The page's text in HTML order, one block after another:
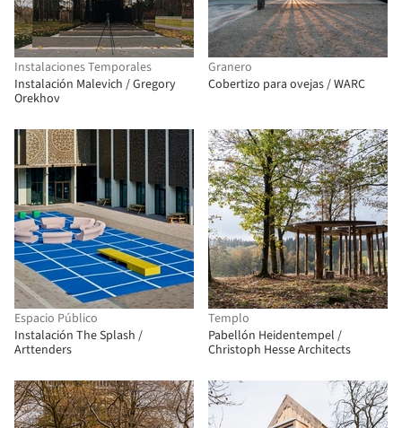
Instalaciones Temporales
Instalación Malevich / Gregory
Orekhov
Granero
Cobertizo para ovejas / WARC
Espacio Público
Instalación The Splash /
Arttenders
Templo
Pabellón Heidentempel /
Christoph Hesse Architects